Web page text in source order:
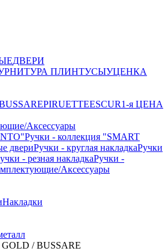
ДВЕРИ
ПЛИНТУСЫУЦЕНКА
PIRUETTEESCUR1-я ЦЕНА
Аксессуары
Ручки - коллекция "SMART
двериРучки - круглая накладкаРучки
- резная накладкаРучки -
Аксессуары
Накладки
/ BUSSARE